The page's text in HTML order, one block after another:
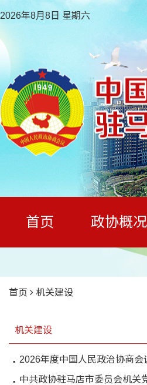
2026年8月8日 星期六
首页 政协概况
首页 机关建设
机关建设
2026年度中国人民政治协商
中共政协驻马店市委员会机关